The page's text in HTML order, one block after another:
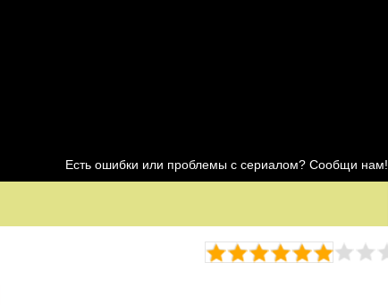
Есть ошибки или проблемы с сериалом? Сообщи нам!